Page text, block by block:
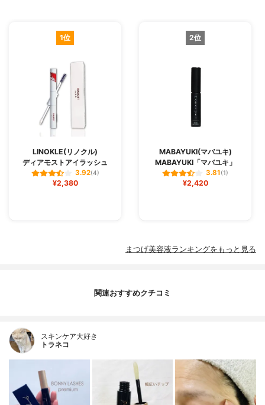
1位
LINOKLE(リノクル)
ディアモストアイラッシュ
3.92(4)
¥2,380
2位
MABAYUKI(マバユキ)
MABAYUKI「マバユキ」
3.81(1)
¥2,420
まつげ美容液ランキングをもっと見る
関連おすすめクチコミ
スキンケア大好き
トラネコ